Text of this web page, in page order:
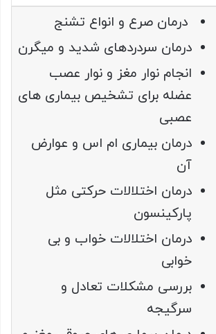
درمان صرع و انواع تشنج
درمان سردردهای شدید و میگرن
انجام نوار مغز و نوار عصب
عضله برای تشخیص بیماری های
عصبی
درمان بیماری ام اس و عوارض
آن
درمان اختلالات حرکتی مثل
پارکینسون
درمان اختلالات خواب و بی
خوابی
بررسی مشکلات تعادل و
سرگیجه